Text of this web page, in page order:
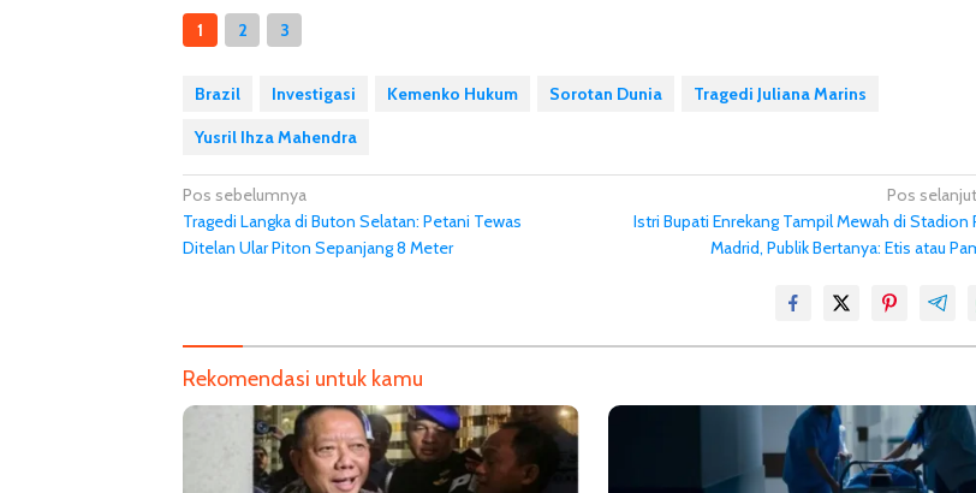
1
2 3
Brazil Investigasi Kemenko Hukum Sorotan Dunia
Tragedi Juliana Marins
Yusril Ihza Mahendra
Navigasi
pos
Pos sebelumnya
Tragedi Langka di Buton Selatan: Petani Tewas
Ditelan Ular Piton Sepanjang 8 Meter
Pos
Istri Bupati Enrekang Tampil Mewah di Stadion
Madrid, Publik Bertanya: Etis atau
Rekomendasi untuk kamu